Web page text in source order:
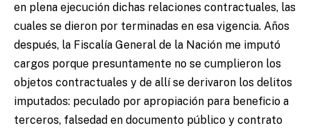
en plena ejecución dichas relaciones contractuales, las
cuales se dieron por terminadas en esa vigencia. Años
después, la Fiscalía General de la Nación me imputó
cargos porque presuntamente no se cumplieron los
objetos contractuales y de allí se derivaron los delitos
imputados: peculado por apropiación para beneficio a
terceros, falsedad en documento público y contrato